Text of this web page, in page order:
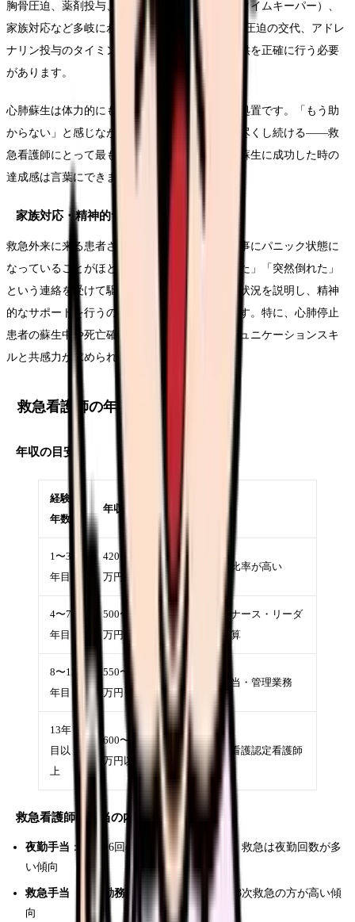
胸骨圧迫、薬剤投与、除細動器の操作、記録（タイムキーパー）、
家族対応など多岐にわたります。2分ごとの胸骨圧迫の交代、アドレ
ナリン投与のタイミング管理、医師への情報提供を正確に行う必要
があります。
心肺蘇生は体力的にも精神的にも消耗が激しい処置です。「もう助
からない」と感じながらも、家族の前で最善を尽くし続ける——救
急看護師にとって最も辛い場面の一つですが、蘇生に成功した時の
達成感は言葉にできません。
家族対応・精神的サポート
救急外来に来る患者さんの家族は、突然の出来事にパニック状態に
なっていることがほとんどです。「事故に遭った」「突然倒れた」
という連絡を受けて駆けつけた家族に、現在の状況を説明し、精神
的なサポートを行うのも看護師の重要な役割です。特に、心肺停止
患者の蘇生中や死亡確認後の対応は、高いコミュニケーションスキ
ルと共感力が求められます。
救急看護師の年収と待遇
年収の目安
経験
年数
年収目安 備考
1〜3
年目
420〜500
万円
夜勤手当の比率が高い
4〜7
年目
500〜580
万円
トリアージナース・リーダ
ー業務で加算
8〜12
年目
550〜620
万円
認定資格手当・管理業務
13年
目以
上
600〜650
万円以上
師長・救急看護認定看護師
救急看護師の手当の内訳
夜勤手当 ：月4〜6回の夜勤で月5〜10万円。救急は夜勤回数が多
い傾向
救急手当（特殊勤務手当）
：月1〜3万円。3次救急の方が高い傾
向